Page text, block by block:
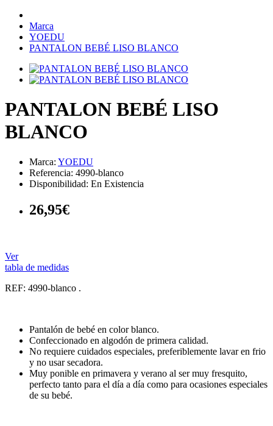
Marca
YOEDU
PANTALON BEBÉ LISO BLANCO
PANTALON BEBÉ LISO
BLANCO
Marca: YOEDU
Referencia: 4990-blanco
Disponibilidad: En Existencia
26,95€
Ver
tabla de medidas
REF: 4990-blanco .
Pantalón de bebé en color blanco.
Confeccionado en algodón de primera calidad.
No requiere cuidados especiales, preferiblemente lavar en frio
y no usar secadora.
Muy ponible en primavera y verano al ser muy fresquito,
perfecto tanto para el día a día como para ocasiones especiales
de su bebé.